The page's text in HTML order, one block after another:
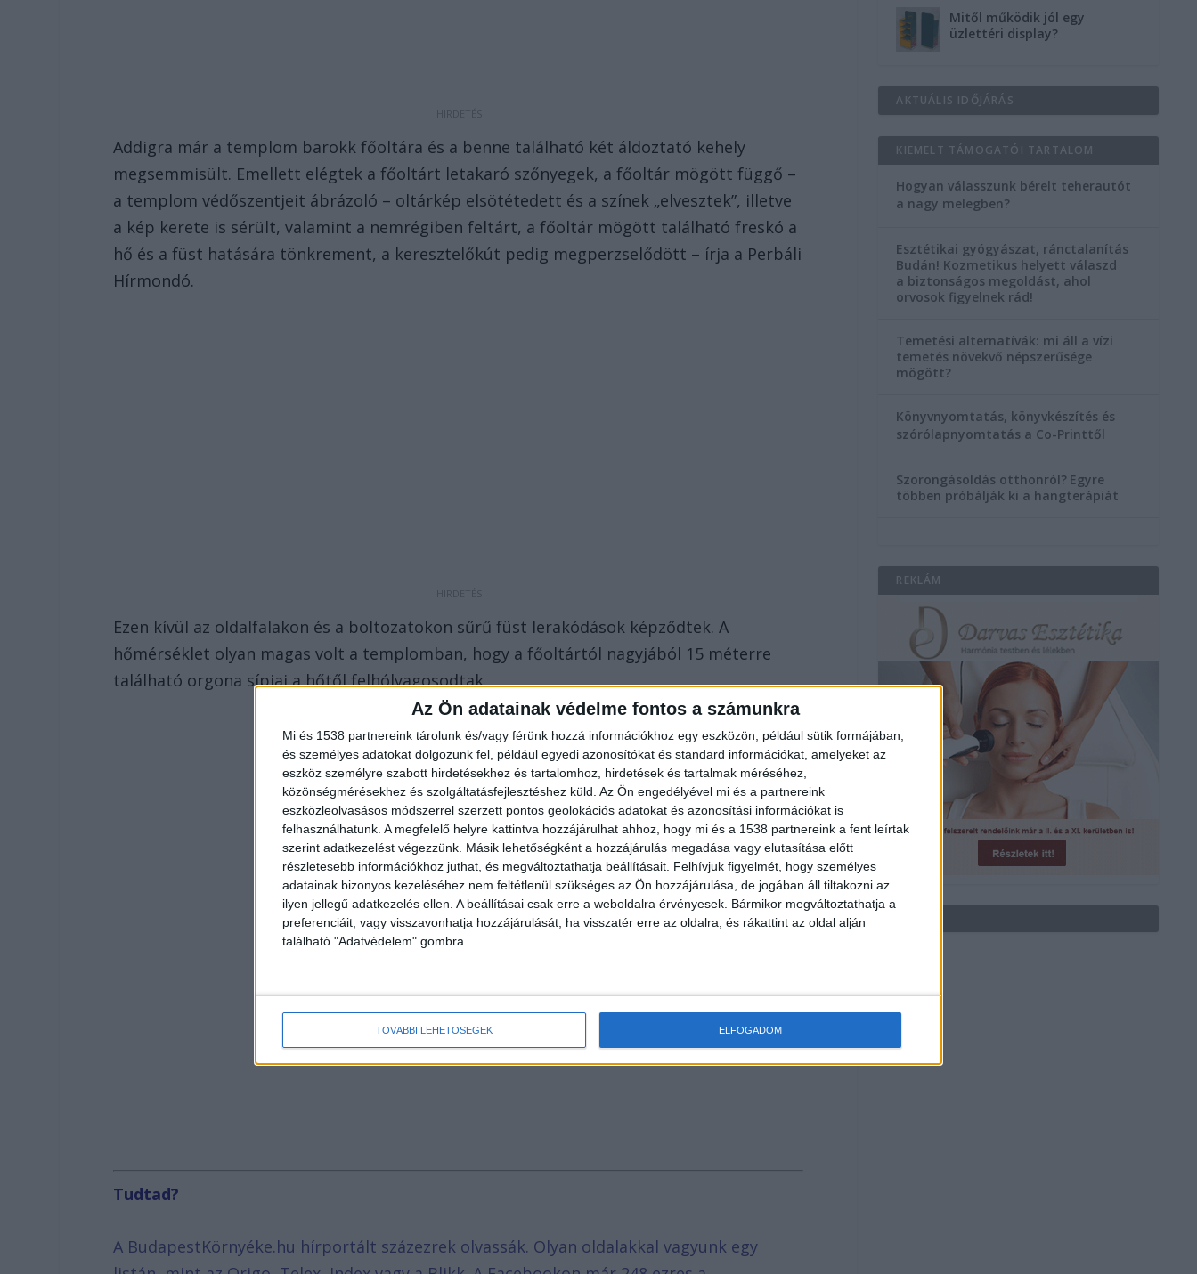
Az Ön adatainak védelme fontos a számunkra
Mi és 1538 partnereink tárolunk és/vagy férünk hozzá információkhoz egy eszközön, például sütik formájában,
és személyes adatokat dolgozunk fel, például egyedi azonosítókat és standard információkat, amelyeket az
eszköz személyre szabott hirdetésekhez és tartalomhoz, hirdetések és tartalmak méréséhez,
közönségmérésekhez és szolgáltatásfejlesztéshez küld. Az Ön engedélyével mi és a partnereink
eszközleolvasásos módszerrel szerzett pontos geolokációs adatokat és azonosítási információkat is
felhasználhatunk. A megfelelő helyre kattintva hozzájárulhat ahhoz, hogy mi és a 1538 partnereink a fent leírtak
szerint adatkezelést végezzünk. Másik lehetőségként a hozzájárulás megadása vagy elutasítása előtt
részletesebb információkhoz juthat, és megváltoztathatja beállításait. Felhívjuk figyelmét, hogy személyes
adatainak bizonyos kezeléséhez nem feltétlenül szükséges az Ön hozzájárulása, de jogában áll tiltakozni az
ilyen jellegű adatkezelés ellen. A beállításai csak erre a weboldalra érvényesek. Bármikor megváltoztathatja a
preferenciáit, vagy visszavonhatja hozzájárulását, ha visszatér erre az oldalra, és rákattint az oldal alján
található "Adatvédelem" gombra.
TOVÁBBI LEHETŐSÉGEK ELFOGADOM
Addigra már a templom barokk főoltára és a benne található két áldoztató kehely
megsemmisült. Emellett elégtek a főoltárt letakaró szőnyegek, a főoltár mögött függő –
a templom védőszentjeit ábrázoló – oltárkép elsötétedett és a színek „elvesztek”, illetve
a kép kerete is sérült, valamint a nemrégiben feltárt, a főoltár mögött található freskó a
hő és a füst hatására tönkrement, a keresztelőkút pedig megperzselődött – írja a Perbáli
Hírmondó.
Ezen kívül az oldalfalakon és a boltozatokon sűrű füst lerakódások képződtek. A
hőmérséklet olyan magas volt a templomban, hogy a főoltártól nagyjából 15 méterre
található orgona sípjai a hőtől felhólyagosodtak.
Tudtad?
A BudapestKörnyéke.hu hírportált százezrek olvassák. Olyan oldalakkal vagyunk egy
Mitől működik jól egy
üzlettéri display?
AKTUÁLIS IDŐJÁRÁS
KIEMELT TÁMOGATÓI TARTALOM
Hogyan válasszunk bérelt teherautót
a nagy melegben?
Esztétikai gyógyászat, ránctalanítás
Budán! Kozmetikus helyett válaszd
a biztonságos megoldást, ahol
orvosok figyelnek rád!
Temetési alternatívák: mi áll a vízi
temetés növekvő népszerűsége
mögött?
Könyvnyomtatás, könyvkészítés és
szórólapnyomtatás a Co-Printtől
Szorongásoldás otthonról? Egyre
többen próbálják ki a hangterápiát
REKLÁM